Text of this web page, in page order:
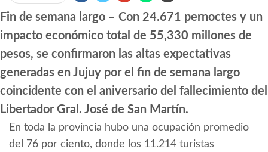
Fin de semana largo – Con 24.671 pernoctes y un
impacto económico total de 55,330 millones de
pesos, se confirmaron las altas expectativas
generadas en Jujuy por el fin de semana largo
coincidente con el aniversario del fallecimiento del
Libertador Gral. José de San Martín.
En toda la provincia hubo una ocupación promedio
del 76 por ciento, donde los 11.214 turistas